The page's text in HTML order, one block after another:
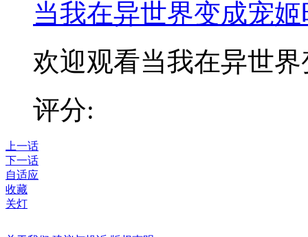
当我在异世界变成宠
欢迎观看当我在异世
评分:
上一话
下一话
自适应
收藏
关灯